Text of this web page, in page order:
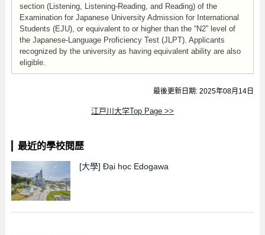
section (Listening, Listening-Reading, and Reading) of the
Examination for Japanese University Admission for International
Students (EJU), or equivalent to or higher than the “N2” level of
the Japanese-Language Proficiency Test (JLPT). Applicants
recognized by the university as having equivalent ability are also
eligible.
最後更新日期: 2025年08月14日
江戸川大学Top Page >>
最近的學校閱歷
[大學] Đại học Edogawa